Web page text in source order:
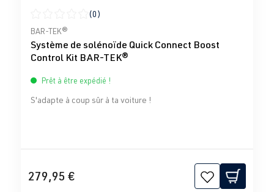
Note moyenne de 0 sur 5 étoiles
(0)
BAR-TEK®
Système de solénoïde Quick Connect Boost
Control Kit BAR-TEK®
Prêt à être expédié !
S'adapte à coup sûr à ta voiture !
279,95 €